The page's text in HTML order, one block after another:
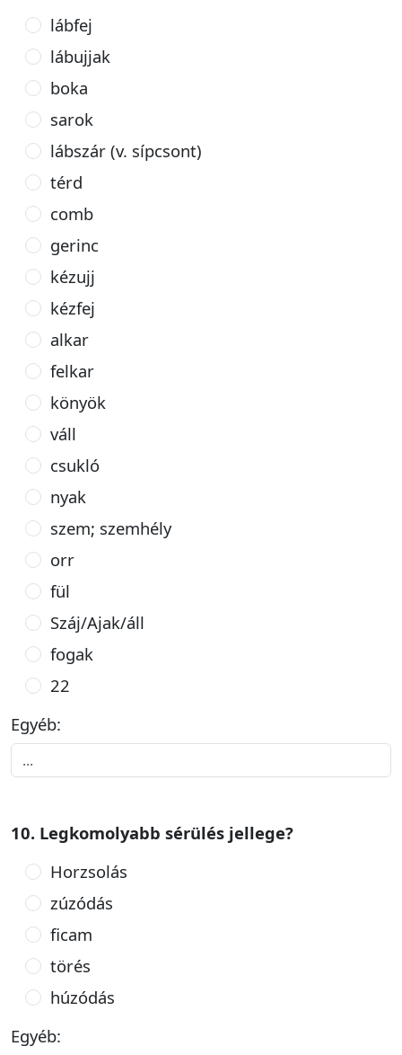
lábfej
lábujjak
boka
sarok
lábszár (v. sípcsont)
térd
comb
gerinc
kézujj
kézfej
alkar
felkar
könyök
váll
csukló
nyak
szem; szemhély
orr
fül
Száj/Ajak/áll
fogak
22
Egyéb:
10. Legkomolyabb sérülés jellege?
Horzsolás
zúzódás
ficam
törés
húzódás
Egyéb: